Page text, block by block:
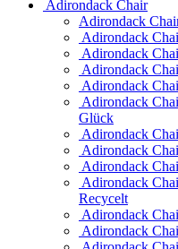
Adirondack Chair
Adirondack
Adirondack
Adirondack
Adirondack
Adirondack
Adirondack
Glück
Adirondack
Adirondack
Adirondack
Adirondack
Recycelt
Adirondack
Adirondack